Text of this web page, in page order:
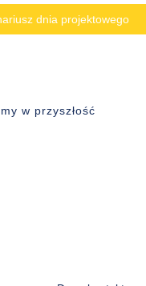
dnia projektowego
w przyszłość